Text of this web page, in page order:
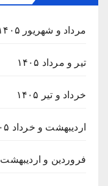
مرداد و شهریور ۱۴۰۵
تیر و مرداد ۱۴۰۵
خرداد و تیر ۱۴۰۵
اردیبهشت و خرداد ۱۴۰۵
فروردین و اردیبهشت ۱۴۰۵